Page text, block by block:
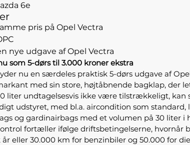
6e
pris på Opel Vectra
nye udgave af Opel Vectra
som 5-dørs til 3.000 kroner ekstra
nu en særdeles praktisk 5-dørs udgave af
med sin store, højtåbnende bagklap, der
liter undtagelsesvis ikke være tilstrækkeligt, kan
udstyret, med bl.a. aircondition som
og gardinairbags med et volumen på 30 liter
fortæller ifølge driftsbetingelserne, hvornår
eller 30.000 km for benzinbiler og 50.000 for